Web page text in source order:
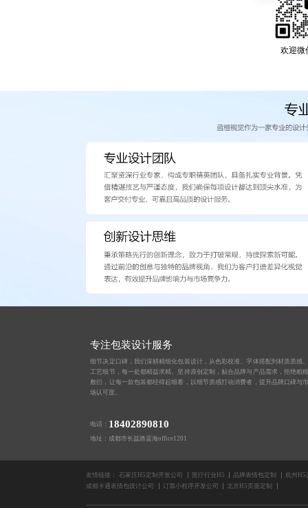
欢迎微
专注包装设计服务
细节决定口碑，我们深耕精细化包装设计，从色彩校准、字体搭配到材质质感
工艺细节，每一处都精益求精。坚持原创定制，贴合品牌与产品需求，拒绝粗
敷衍，让每一款包装都经得起细看，以细节质感打动消费者，提升品牌口碑与
场认可度。
电话： 18402890810
地址：成都市长益路蓝海office1201
友情链接： 石家庄H5定制开发公司 医疗行业H5 品牌表情包定制
杭州H5
成都卡通表情包设计公司
订票小程序开发公司 北京H5页面定制